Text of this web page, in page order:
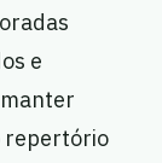
e
repertório